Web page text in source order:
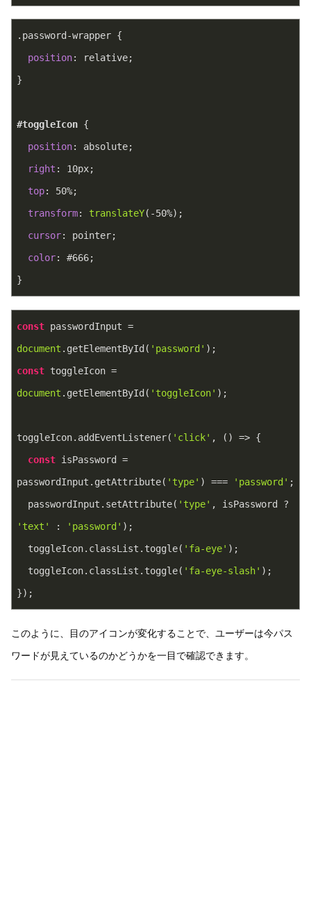
.password-wrapper {
position: relative;
}
#toggleIcon {
position: absolute;
right : 10px;
top: 50%;
transform: translateY(-50%);
cursor: pointer;
color: #666;
}
const
document .getElementById( 'password' );
const
document .getElementById( 'toggleIcon' );
toggleIcon.addEventListener( 'click' , () => {
const isPassword =
passwordInput.getAttribute( 'type' ) === 'password' ;
  passwordInput.setAttribute(
'type'
'text'
: 'password' );
  toggleIcon.classList.toggle(
'fa-eye' );
  toggleIcon.classList.toggle(
'fa-eye-slash' );
});
このように、目のアイコンが変化することで、ユーザーは今パス
ワードが見えているのかどうかを一目で確認できます。